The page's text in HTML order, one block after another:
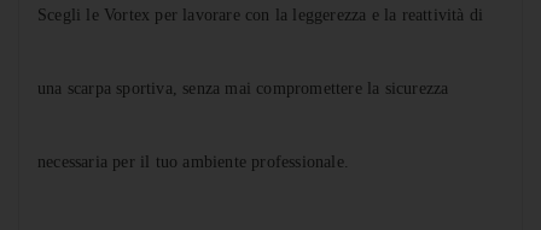
Scegli le Vortex per lavorare con la leggerezza e la reattività di
una scarpa sportiva, senza mai compromettere la sicurezza
necessaria per il tuo ambiente professionale.